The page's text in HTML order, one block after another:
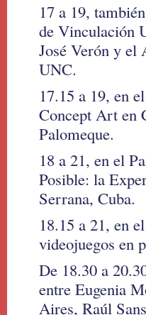
17 a 19,
de Vinculación
José Verón y el
UNC.
17.15 a 19, en
Concept Art en
Palomeque.
18 a 21, en el
Posible: la
Serrana, Cuba.
18.15 a 21, en
videojuegos en
De 18.30 a
entre Eugenia
Aires, Raúl